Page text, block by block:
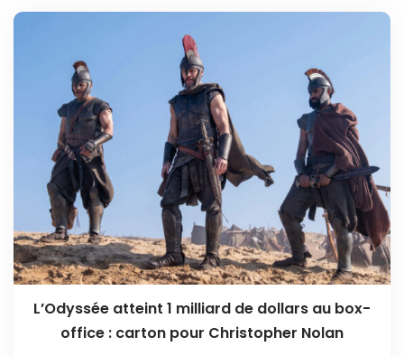
L’Odyssée atteint 1 milliard de dollars au box-
office : carton pour Christopher Nolan